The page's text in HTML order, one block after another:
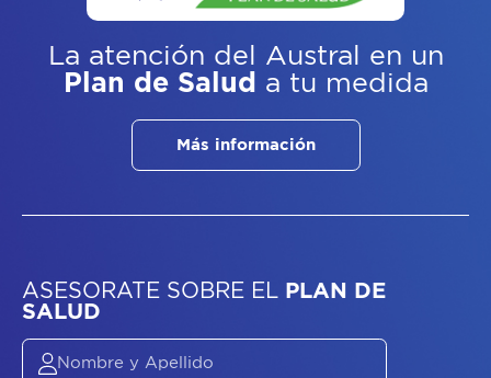
La atención del Austral
en un
Plan de Salud a tu medida
Más información